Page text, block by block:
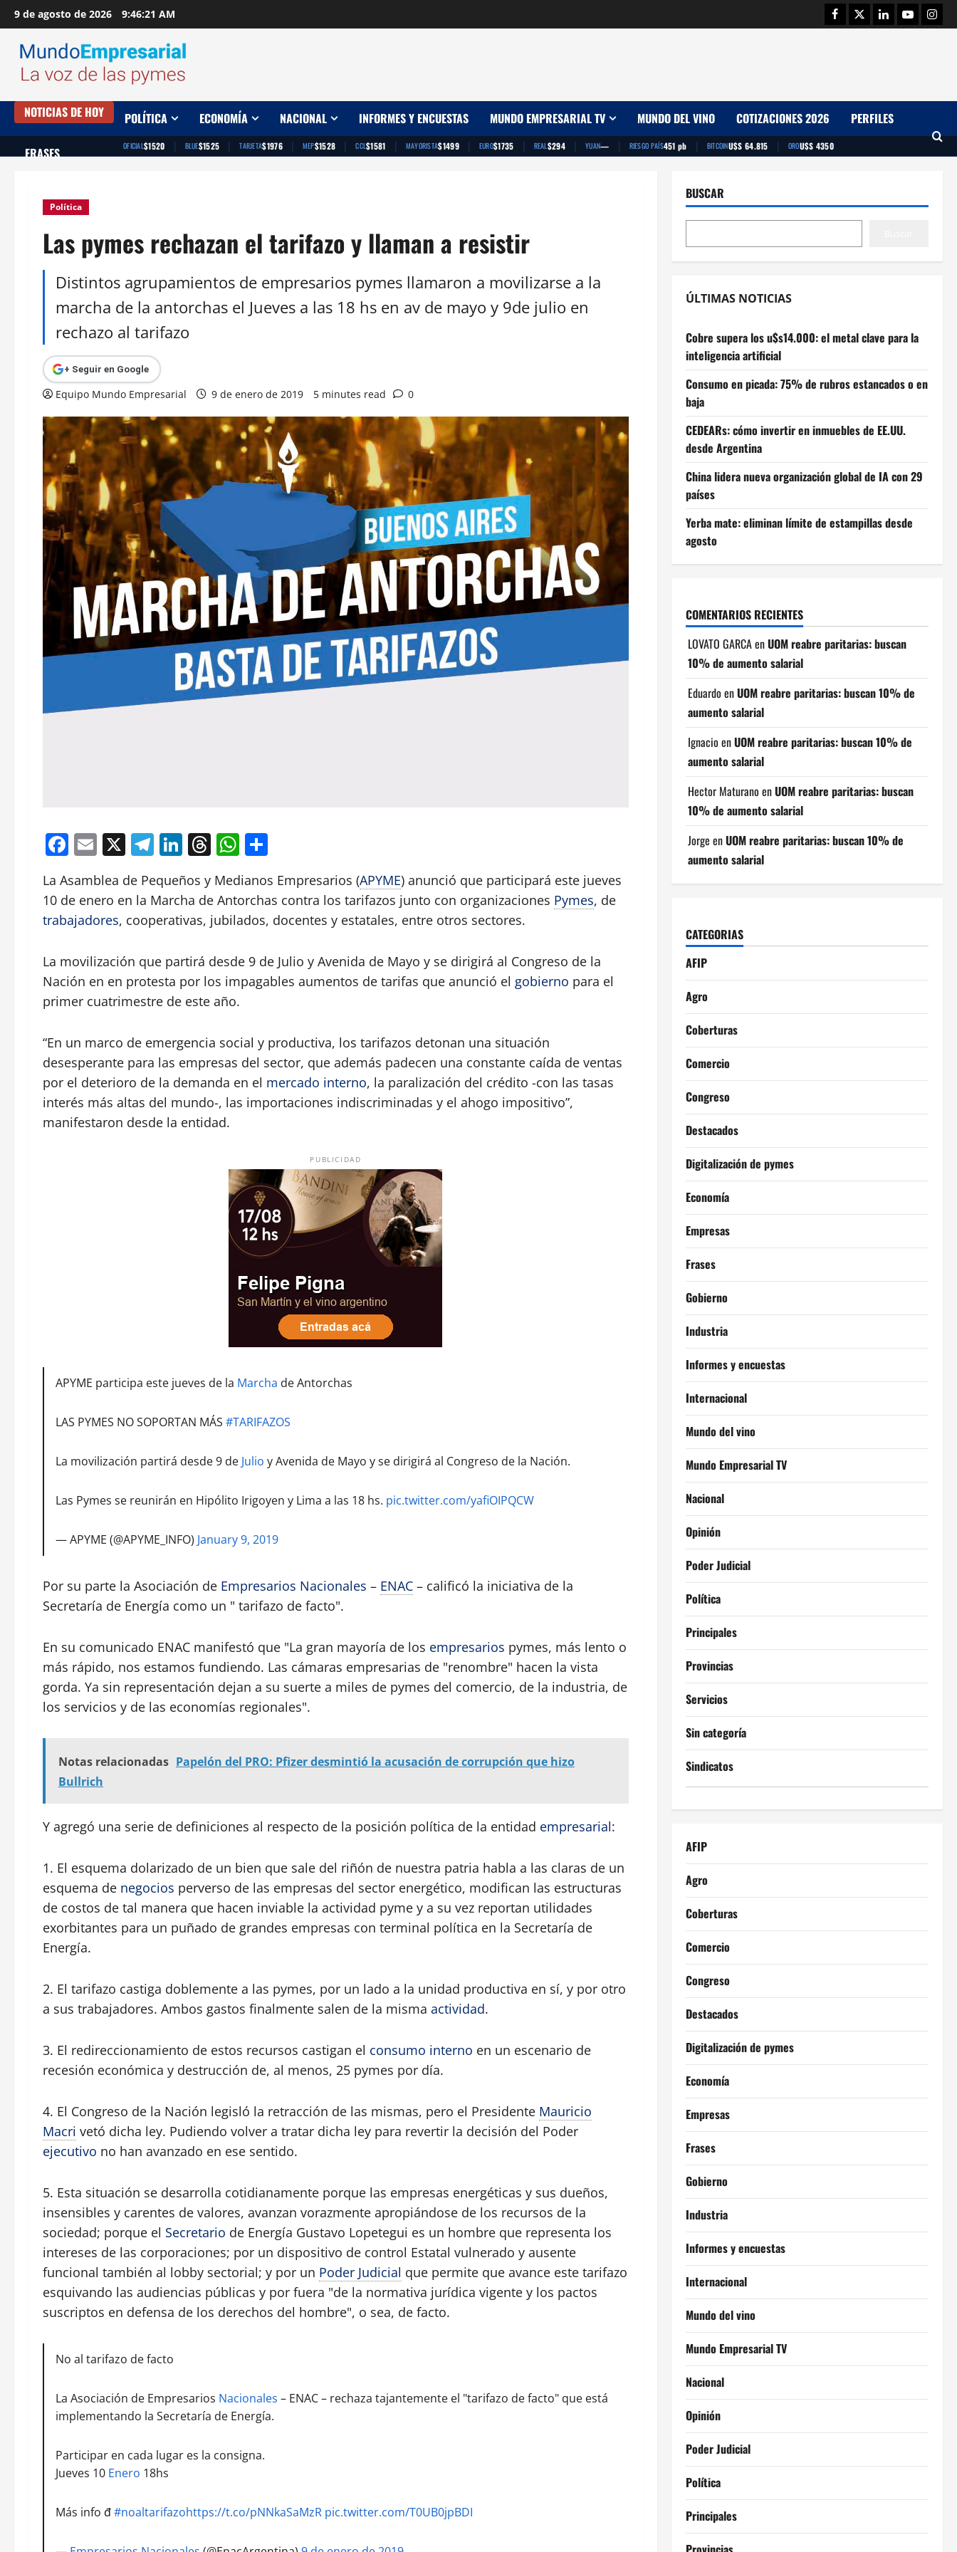
Saltar
al
contenido
9 de agosto de 2026 9:46:22 AM Facebook
TwitterLinkedinYoutube
NOTICIAS DE HOY POLÍTICA ECONOMÍA NACIONAL INFORMES Y ENCUESTAS MUNDO EMPRESARIAL TV MUNDO DEL VINO COTIZACIONES 2026 PERFILES
FRASES OFICIAL$1520 | BLUE$1525 | TARJETA$1976 | MEP$1528 | CCL$1581 | MAYORISTA$1499 | EURO$1735 | REAL$294 | YUAN— | RIESGO PAÍS451 pb | BITCOINU$S 64.815 | OROU$S 4350
Política
Las pymes rechazan el tarifazo y llaman a resistir
Distintos agrupamientos de empresarios pymes llamaron a movilizarse a la
marcha de la antorchas el Jueves a las 18 hs en av de mayo y 9de julio en
rechazo al tarifazo
+ Seguir en Google
Equipo Mundo Empresarial 9 de enero de 2019 5 minutes read 0
Facebook
Email
X Telegram
LinkedIn
Threads
WhatsApp
La Asamblea de Pequeños y Medianos Empresarios (APYME) anunció que participará este jueves
10 de enero en la Marcha de Antorchas contra los tarifazos junto con organizaciones Pymes, de
trabajadores, cooperativas, jubilados, docentes y estatales, entre otros sectores.
La movilización que partirá desde 9 de Julio y Avenida de Mayo y se dirigirá al Congreso de la
Nación en en protesta por los impagables aumentos de tarifas que anunció el gobierno para el
primer cuatrimestre de este año.
“En un marco de emergencia social y productiva, los tarifazos detonan una situación
desesperante para las empresas del sector, que además padecen una constante caída de ventas
por el deterioro de la demanda en el mercado interno, la paralización del crédito -con las tasas
interés más altas del mundo-, las importaciones indiscriminadas y el ahogo impositivo”,
manifestaron desde la entidad.
PUBLICIDAD
APYME participa este jueves de la Marcha de Antorchas
LAS PYMES NO SOPORTAN MÁS#TARIFAZOS
La movilización partirá desde 9 de Julio y Avenida de Mayo y se dirigirá al Congreso de la Nación.
Las Pymes se reunirán en Hipólito Irigoyen y Lima a las 18 hs. pic.twitter.com/yafiOIPQCW
— APYME (@APYME_INFO) January 9, 2019
Por su parte la Asociación de Empresarios Nacionales – ENAC – calificó la iniciativa de la
Secretaría de Energía como un " tarifazo de facto".
En su comunicado ENAC manifestó que "La gran mayoría de los empresarios pymes, más lento o
más rápido, nos estamos fundiendo. Las cámaras empresarias de "renombre" hacen la vista
gorda. Ya sin representación dejan a su suerte a miles de pymes del comercio, de la industria, de
los servicios y de las economías regionales".
Notas relacionadas Papelón del PRO: Pfizer desmintió la acusación de corrupción que hizo
Bullrich
Y agregó una serie de definiciones al respecto de la posición política de la entidad empresarial:
1. El esquema dolarizado de un bien que sale del riñón de nuestra patria habla a las claras de un
esquema de negocios perverso de las empresas del sector energético, modifican las estructuras
de costos de tal manera que hacen inviable la actividad pyme y a su vez reportan utilidades
exorbitantes para un puñado de grandes empresas con terminal política en la Secretaría de
Energía.
2. El tarifazo castiga doblemente a las pymes, por un lado a la unidad productiva en sí, y por otro
a sus trabajadores. Ambos gastos finalmente salen de la misma actividad.
3. El redireccionamiento de estos recursos castigan el consumo interno en un escenario de
recesión económica y destrucción de, al menos, 25 pymes por día.
4. El Congreso de la Nación legisló la retracción de las mismas, pero el Presidente Mauricio
Macri vetó dicha ley. Pudiendo volver a tratar dicha ley para revertir la decisión del Poder
ejecutivo no han avanzado en ese sentido.
5. Esta situación se desarrolla cotidianamente porque las empresas energéticas y sus dueños,
insensibles y carentes de valores, avanzan vorazmente apropiándose de los recursos de la
sociedad; porque el Secretario de Energía Gustavo Lopetegui es un hombre que representa los
intereses de las corporaciones; por un dispositivo de control Estatal vulnerado y ausente
funcional también al lobby sectorial; y por un Poder Judicial que permite que avance este tarifazo
esquivando las audiencias públicas y por fuera "de la normativa jurídica vigente y los pactos
suscriptos en defensa de los derechos del hombre", o sea, de facto.
No al tarifazo de facto
La Asociación de Empresarios Nacionales – ENAC – rechaza tajantemente el "tarifazo de facto" que está
implementando la Secretaría de Energía.
Participar en cada lugar es la consigna.
Jueves 10 Enero 18hs
Más info đ#noaltarifazohttps://t.co/pNNkaSaMzR pic.twitter.com/T0UB0jpBDI
BUSCAR
ÚLTIMAS NOTICIAS
Cobre supera los u$s14.000: el metal clave para la
inteligencia artificial
Consumo en picada: 75% de rubros estancados o en
baja
CEDEARs: cómo invertir en inmuebles de EE.UU.
desde Argentina
China lidera nueva organización global de IA con 29
países
Yerba mate: eliminan límite de estampillas desde
agosto
COMENTARIOS RECIENTES
LOVATO GARCAenUOM reabre paritarias: buscan
10% de aumento salarial
Eduardo enUOM reabre paritarias: buscan 10% de
aumento salarial
Ignacio enUOM reabre paritarias: buscan 10% de
aumento salarial
Hector Maturano enUOM reabre paritarias: buscan
10% de aumento salarial
Jorge enUOM reabre paritarias: buscan 10% de
aumento salarial
CATEGORIAS
AFIP
Agro
Coberturas
Comercio
Congreso
Destacados
Digitalización de pymes
Economía
Empresas
Frases
Gobierno
Industria
Informes y encuestas
Internacional
Mundo del vino
Mundo Empresarial TV
Nacional
Opinión
Poder Judicial
Política
Principales
Provincias
Servicios
Sin categoría
Sindicatos
AFIP
Agro
Coberturas
Comercio
Congreso
Destacados
Digitalización de pymes
Economía
Empresas
Frases
Gobierno
Industria
Informes y encuestas
Internacional
Mundo del vino
Mundo Empresarial TV
Nacional
Opinión
Poder Judicial
Política
Principales